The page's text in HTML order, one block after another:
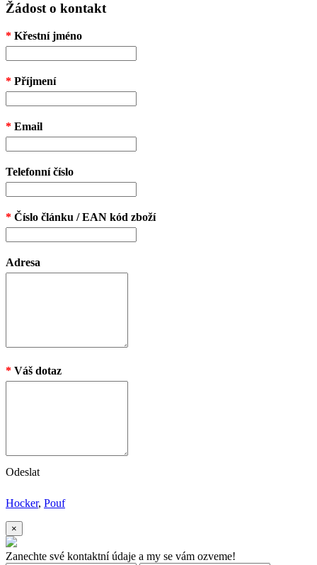
Žádost o kontakt
* Křestní jméno
* Příjmení
* Email
Telefonní číslo
* Číslo článku / EAN kód zboží
Adresa
* Váš dotaz
Odeslat
Hocker, Pouf
×
Zanechte své kontaktní údaje a my se vám ozveme!